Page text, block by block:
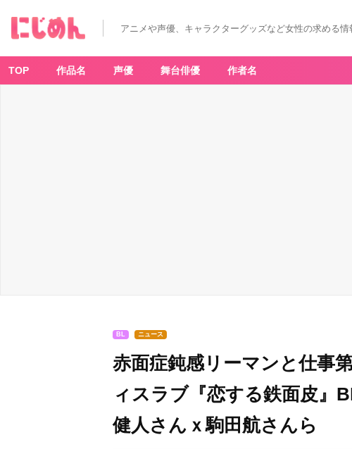
アニメや声優、キャラクターグッズなど女性の求める
TOP 作品名 声優 舞台俳優 作者名
BL ニュース
赤面症鈍感リーマンと仕事
ィスラブ『恋する鉄面皮』
健人さんｘ駒田航さんら